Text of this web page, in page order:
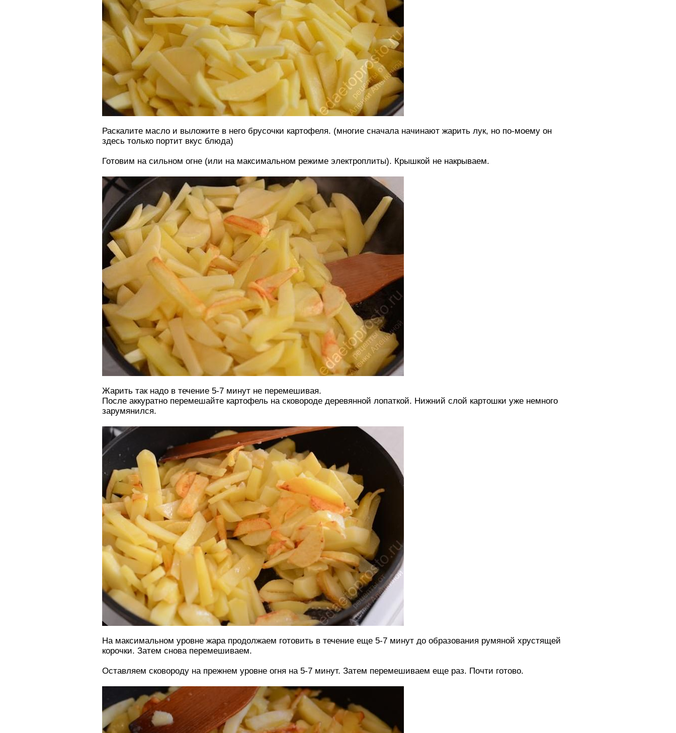
Раскалите масло и выложите в него брусочки картофеля. (многие сначала начинают жарить лук, но по-моему он
здесь только портит вкус блюда)
Готовим на сильном огне (или на максимальном режиме электроплиты). Крышкой не накрываем.
Жарить так надо в течение 5-7 минут не перемешивая.
После аккуратно перемешайте картофель на сковороде деревянной лопаткой. Нижний слой картошки уже немного
зарумянился.
На максимальном уровне жара продолжаем готовить в течение еще 5-7 минут до образования румяной хрустящей
корочки. Затем снова перемешиваем.
Оставляем сковороду на прежнем уровне огня на 5-7 минут. Затем перемешиваем еще раз. Почти готово.